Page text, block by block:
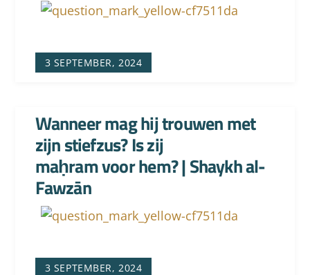
3 SEPTEMBER, 2024
3 SEPTEMBER, 2024
Wanneer mag hij trouwen met
zijn stiefzus? Is zij
maḥram voor hem? | Shaykh al-
Fawzān